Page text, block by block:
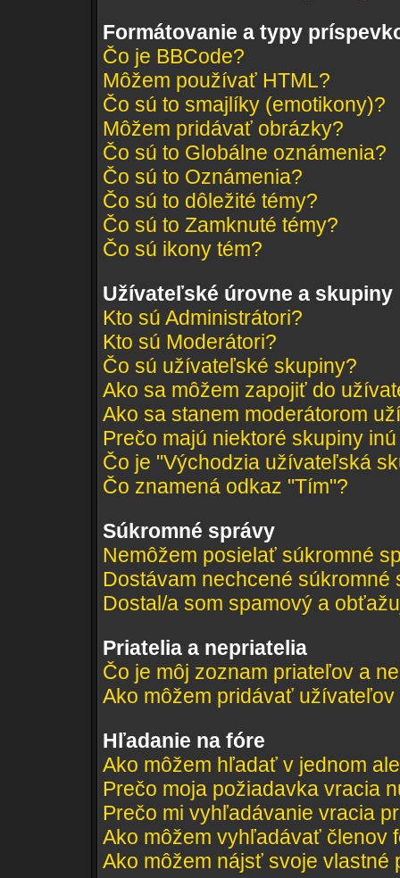
Formátovanie a typy
Čo je BBCode?
Môžem používať HTML?
Čo sú to smajlíky (emotikony)?
Môžem pridávať obrázky?
Čo sú to Globálne oznámenia?
Čo sú to Oznámenia?
Čo sú to dôležité témy?
Čo sú to Zamknuté témy?
Čo sú ikony tém?
Užívateľské úrovne a skupiny
Kto sú Administrátori?
Kto sú Moderátori?
Čo sú užívateľské skupiny?
Ako sa môžem zapojiť do
Ako sa stanem moderátorom
Prečo majú niektoré skupiny
Čo je "Východzia užívateľská
Čo znamená odkaz "Tím"?
Súkromné správy
Nemôžem posielať súkromné
Dostávam nechcené súkromné
Dostal/a som spamový a
Priatelia a nepriatelia
Čo je môj zoznam priateľov a
Ako môžem pridávať
Hľadanie na fóre
Ako môžem hľadať v jednom
Prečo moja požiadavka vracia
Prečo mi vyhľadávanie vracia
Ako môžem vyhľadávať členov
Ako môžem nájsť svoje vlastné